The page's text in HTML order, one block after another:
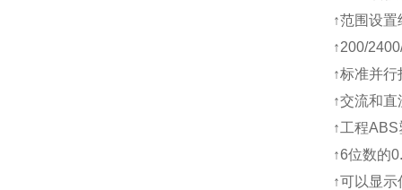
↑范围设
↑200/
↑标准并
↑交流和
↑工程
↑6位数的
↑可以显